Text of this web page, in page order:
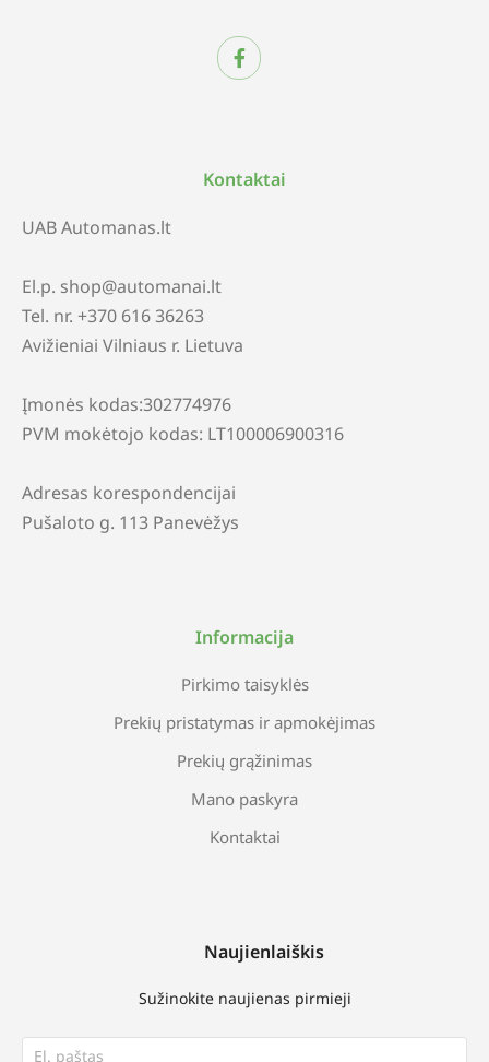
Kontaktai
UAB Automanas.lt
El.p. shop@automanai.lt
Tel. nr. +370 616 36263
Avižieniai Vilniaus r. Lietuva
Įmonės kodas:302774976
PVM mokėtojo kodas: LT100006900316
Adresas korespondencijai
Pušaloto g. 113 Panevėžys
Informacija
Pirkimo taisyklės
Prekių pristatymas ir apmokėjimas
Prekių grąžinimas
Mano paskyra
Kontaktai
Naujienlaiškis
Sužinokite naujienas pirmieji